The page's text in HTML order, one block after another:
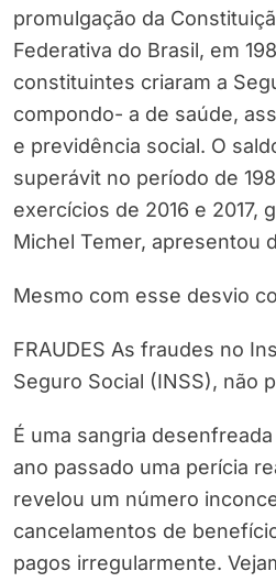
promulgação da
Federativa do Brasil, em
constituintes criaram a
compondo- a de saúde,
e previdência social. O
superávit no período de
exercícios de 2016 e 2017,
Michel Temer, apresentou
Mesmo com esse desvio
FRAUDES As fraudes no
Seguro Social (INSS), não
É uma sangria
ano passado uma perícia
revelou um número
cancelamentos de
pagos irregularmente.